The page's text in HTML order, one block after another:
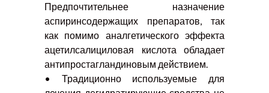
Предпочтительнее назначение
аспиринсодержащих препаратов, так
как помимо аналгетического эффекта
ацетилсалициловая кислота обладает
антипростагландиновым действием.
• Традиционно используемые для